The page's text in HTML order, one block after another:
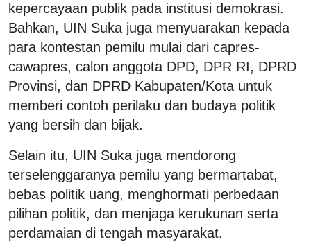
kepercayaan publik pada institusi demokrasi.
Bahkan, UIN Suka juga menyuarakan kepada
para kontestan pemilu mulai dari capres-
cawapres, calon anggota DPD, DPR RI, DPRD
Provinsi, dan DPRD Kabupaten/Kota untuk
memberi contoh perilaku dan budaya politik
yang bersih dan bijak.
Selain itu, UIN Suka juga mendorong
terselenggaranya pemilu yang bermartabat,
bebas politik uang, menghormati perbedaan
pilihan politik, dan menjaga kerukunan serta
perdamaian di tengah masyarakat.